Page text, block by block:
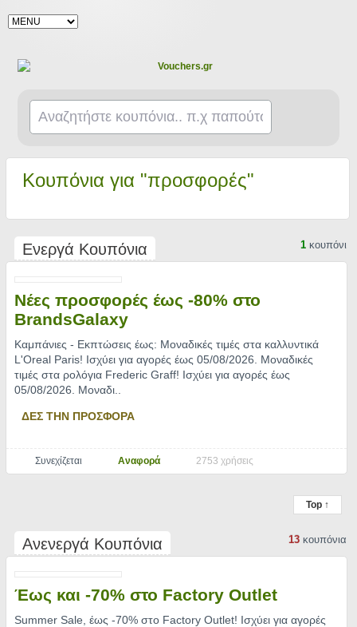
Κουπόνια για "προσφορές"
Ενεργά Κουπόνια 1κουπόνι
Νέες προσφορές έως -80% στο
BrandsGalaxy
Καμπάνιες - Εκπτώσεις έως: Μοναδικές τιμές στα καλλυντικά
L'Oreal Paris! Ισχύει για αγορές έως 05/08/2026. Μοναδικές
τιμές στα ρολόγια Frederic Graff! Ισχύει για αγορές έως
05/08/2026. Μοναδι..
ΔΕΣ ΤΗΝ ΠΡΟΣΦΟΡΑ
Συνεχίζεται Αναφορά 2753 χρήσεις
Top ↑
Ανενεργά Κουπόνια 13κουπόνια
Έως και -70% στο Factory Outlet
Summer Sale, έως -70% στο Factory Outlet! Ισχύει για αγορές